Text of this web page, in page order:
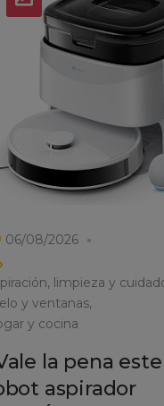
06/08/2026
limpieza y
y ventanas
y cocina
la pena este
aspirador